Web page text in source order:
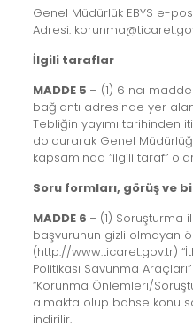
Genel Müdürlük EBYS e-
Adresi:
İlgili taraflar
MADDE 5 – (1) 6 ncı
bağlantı adresinde yer
Tebliğin yayımı tarihinden
doldurarak Genel
kapsamında “ilgili taraf”
Soru formları, görüş ve
MADDE 6 – (1) Soruşturma
başvurunun gizli olmayan
(http://www.ticaret.gov.tr)
Politikası Savunma
“Korunma Önlemleri/
almakta olup bahse konu
indirilir.